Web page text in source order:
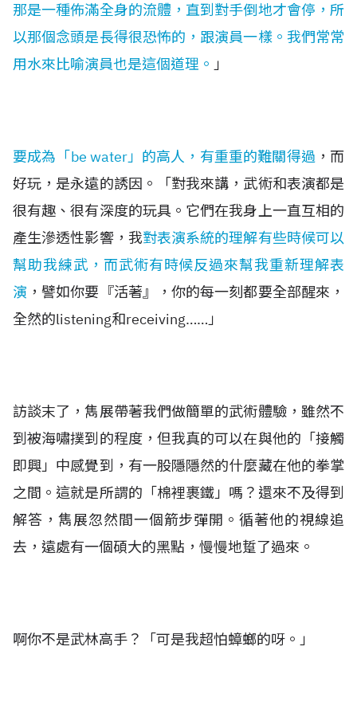
那是一種佈滿全身的流體，直到對手倒地才會停，所
以那個念頭是長得很恐怖的，跟演員一樣。我們常常
用水來比喻演員也是這個道理。 」
要成為「be water」的高人，有重重的難關得過，而
好玩，是永遠的誘因。「對我來講，武術和表演都是
很有趣、很有深度的玩具。它們在我身上一直互相的
產生滲透性影響，我對表演系統的理解有些時候可以
幫助我練武，而武術有時候反過來幫我重新理解表
演 ，譬如你要『活著』，你的每一刻都要全部醒來，
全然的listening和receiving……」
訪談末了，雋展帶著我們做簡單的武術體驗，雖然不
到被海嘯撲到的程度，但我真的可以在與他的「接觸
即興」中感覺到，有一股隱隱然的什麼藏在他的拳掌
之間。這就是所謂的「棉裡裹鐵」嗎？ 還來不及得到
解答，雋展忽然間一個箭步彈開。循著他的視線追
去，遠處有一個碩大的黑點，慢慢地踅了過來。
啊你不是武林高手？「可是我超怕蟑螂的呀。」